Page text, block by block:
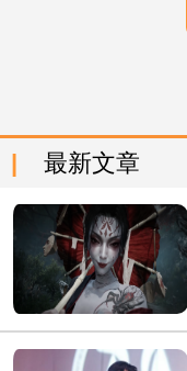
最新文章